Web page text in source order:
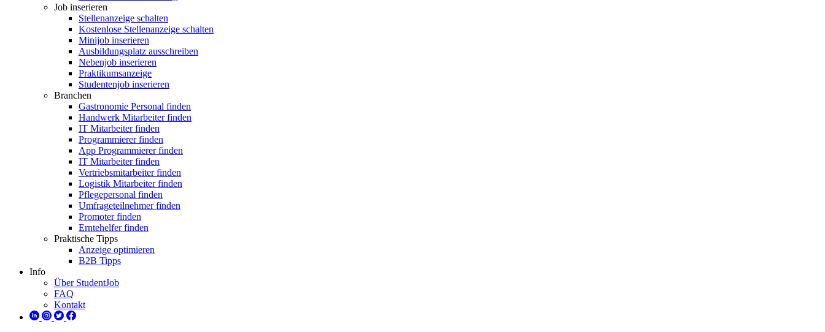
Job inserieren
Stellenanzeige schalten
Kostenlose Stellenanzeige schalten
Minijob inserieren
Ausbildungsplatz ausschreiben
Nebenjob inserieren
Praktikumsanzeige
Studentenjob inserieren
Branchen
Gastronomie Personal finden
Handwerk Mitarbeiter finden
IT Mitarbeiter finden
Programmierer finden
App Programmierer finden
IT Mitarbeiter finden
Vertriebsmitarbeiter finden
Logistik Mitarbeiter finden
Pflegepersonal finden
Umfrageteilnehmer finden
Promoter finden
Erntehelfer finden
Praktische Tipps
Anzeige optimieren
B2B Tipps
Info
Über StudentJob
FAQ
Kontakt